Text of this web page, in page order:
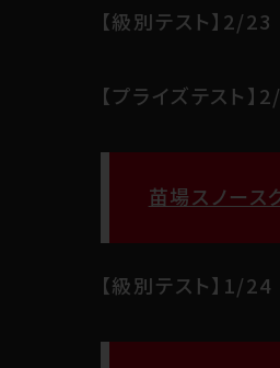
【級別テスト】2/
【プライズテスト
苗場スノース
【級別テスト】